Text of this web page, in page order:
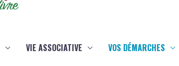
VIE ASSOCIATIVE VOS DÉMARCHES